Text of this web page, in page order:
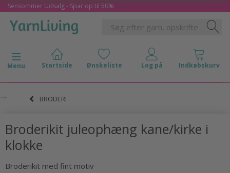
Sensommer Udsalg - Spar op til 50%
Skifte navigation
Menu
BRODERI
Broderikit juleophæng kane/kirke i
klokke
Broderikit med fint motiv